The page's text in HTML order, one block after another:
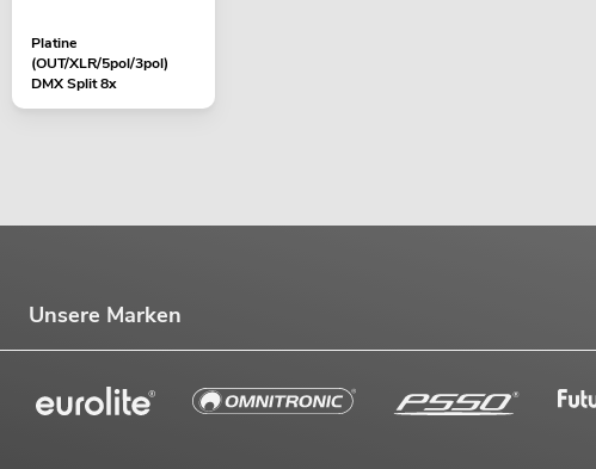
Platine
(OUT/XLR/5pol/3pol)
DMX Split 8x
Unsere Marken